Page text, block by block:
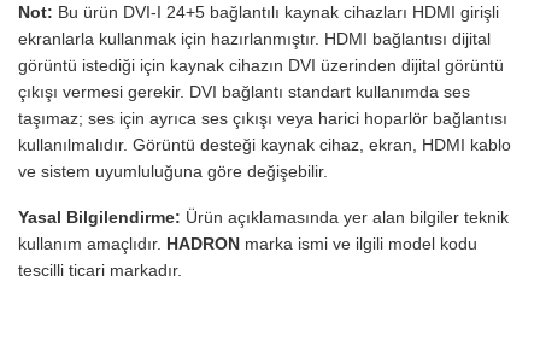
Not: Bu ürün DVI-I 24+5 bağlantılı kaynak cihazları HDMI girişli
ekranlarla kullanmak için hazırlanmıştır. HDMI bağlantısı dijital
görüntü istediği için kaynak cihazın DVI üzerinden dijital görüntü
çıkışı vermesi gerekir. DVI bağlantı standart kullanımda ses
taşımaz; ses için ayrıca ses çıkışı veya harici hoparlör bağlantısı
kullanılmalıdır. Görüntü desteği kaynak cihaz, ekran, HDMI kablo
ve sistem uyumluluğuna göre değişebilir.
Yasal Bilgilendirme: Ürün açıklamasında yer alan bilgiler teknik
kullanım amaçlıdır. HADRON marka ismi ve ilgili model kodu
tescilli ticari markadır.